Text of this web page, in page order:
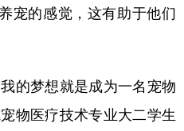
宠的感觉，这有助于他们
梦想就是成为一名宠物
物医疗技术专业大二学生